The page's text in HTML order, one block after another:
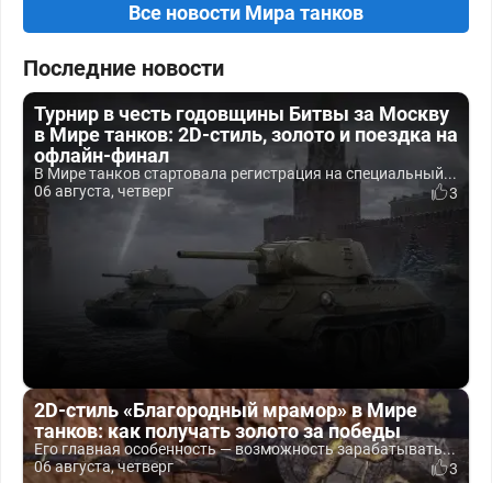
Все новости Мира танков
Последние новости
Турнир в честь годовщины Битвы за Москву
в Мире танков: 2D-стиль, золото и поездка на
офлайн-финал
В Мире танков стартовала регистрация на специальный...
06 августа, четверг
3
2D-стиль «Благородный мрамор» в Мире
танков: как получать золото за победы
Его главная особенность — возможность зарабатывать...
06 августа, четверг
3